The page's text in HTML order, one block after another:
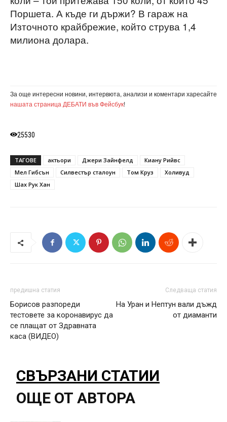
Поршета. А къде ги държи? В гараж на
Източното крайбрежие, който струва 1,4
милиона долара.
За още интересни новини, интервюта, анализи и коментари харесайте
нашата страница ДЕБАТИ във Фейсбук!
25530
ТАГОВЕ актьори Джери Зайнфелд
Киану Рийвс
Мел Гибсън
Силвестър сталоун Том Круз
Холивуд
Шах Рук Хан
предишна статия
Борисов разпореди
тестовете за коронавирус да
се плащат от Здравната
каса (ВИДЕО)
Следваща статия
На Уран и Нептун вали дъжд
от диаманти
СВЪРЗАНИ СТАТИИ
ОЩЕ ОТ АВТОРА